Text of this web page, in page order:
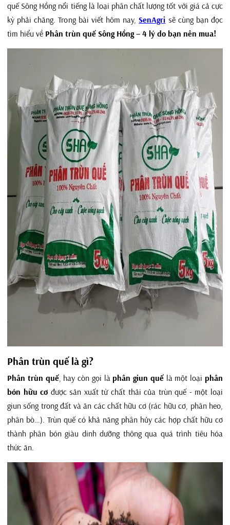
quế Sông Hồng nổi tiếng là loại phân chất lượng tốt với giá cả cực
kỳ phải chăng. Trong bài viết hôm nay,SenAgri sẽ cùng bạn đọc
tìm hiểu về Phân trùn quế Sông Hồng – 4 lý do bạn nên mua!
Phân trùn quế là gì?
Phân trùn quế, hay còn gọi là phân giun quếlà một loại phân
bón hữu cơ được sản xuất từ chất thải của trùn quế - một loại
giun sống trong đất và ăn các chất hữu cơ (rác hữu cơ, phân heo,
phân bò…). Trùn quế có khả năng phân hủy các hợp chất hữu cơ
thành phân bón giàu dinh dưỡng thông qua quá trình tiêu hóa
thức ăn.